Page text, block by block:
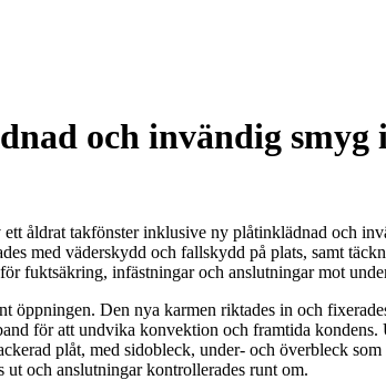
och invändig
åldrat takfönster inklusive ny plåtinklädnad och
med väderskydd och fallskydd på plats, samt
fuktsäkring, infästningar och anslutningar mot
Den nya karmen riktades in och
för att undvika konvektion och framtida
plåt, med sidobleck, under- och överbleck
ut och anslutningar kontrollerades runt om.